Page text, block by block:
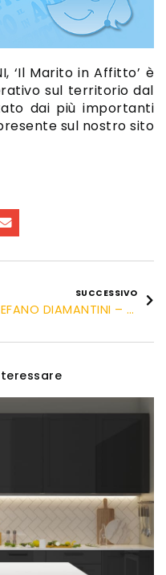
‘Il Marito in Affitto’ è
sul territorio dal
dai più importanti
sul nostro sito
SUCCESSIVO
STEFANO DIAMANTINI – PRATO